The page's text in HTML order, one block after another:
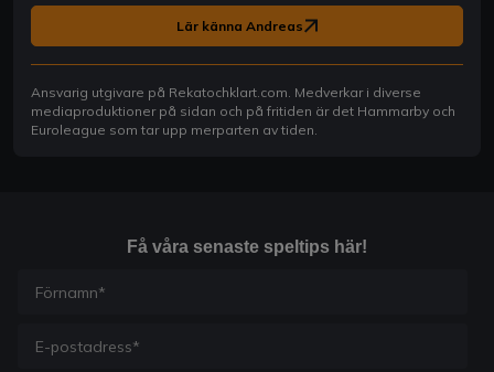
Lär känna Andreas
Ansvarig utgivare på Rekatochklart.com. Medverkar i diverse
mediaproduktioner på sidan och på fritiden är det Hammarby och
Euroleague som tar upp merparten av tiden.
Få våra senaste speltips här!